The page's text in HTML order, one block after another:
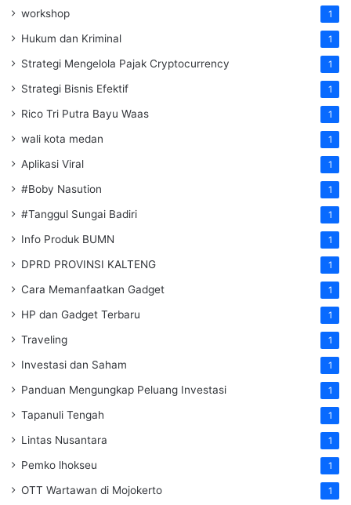
workshop 1
Hukum dan Kriminal 1
Strategi Mengelola Pajak Cryptocurrency 1
Strategi Bisnis Efektif 1
Rico Tri Putra Bayu Waas 1
wali kota medan 1
Aplikasi Viral 1
#Boby Nasution 1
#Tanggul Sungai Badiri 1
Info Produk BUMN 1
DPRD PROVINSI KALTENG 1
Cara Memanfaatkan Gadget 1
HP dan Gadget Terbaru 1
Traveling 1
Investasi dan Saham 1
Panduan Mengungkap Peluang Investasi 1
Tapanuli Tengah 1
Lintas Nusantara 1
Pemko lhokseu 1
OTT Wartawan di Mojokerto 1